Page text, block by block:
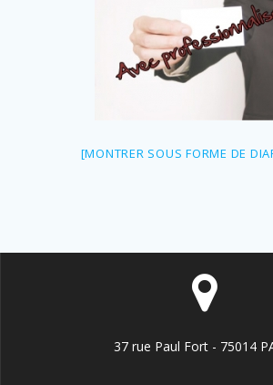
[MONTRER SOUS FORME DE
37 rue Paul Fort - 75014